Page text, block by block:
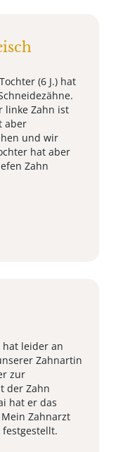
(6 J.) hat
linke Zahn ist
aber
und wir
hat aber
Zahn
hat leider an
Zahnartin
zur
der Zahn
hat er das
Zahnarzt